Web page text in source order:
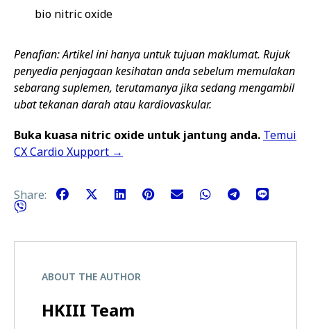
bio nitric oxide
Penafian: Artikel ini hanya untuk tujuan maklumat. Rujuk
penyedia penjagaan kesihatan anda sebelum memulakan
sebarang suplemen, terutamanya jika sedang mengambil
ubat tekanan darah atau kardiovaskular.
Buka kuasa nitric oxide untuk jantung anda. Temui
CX Cardio Xupport →
Share:
ABOUT THE AUTHOR
HKIII Team